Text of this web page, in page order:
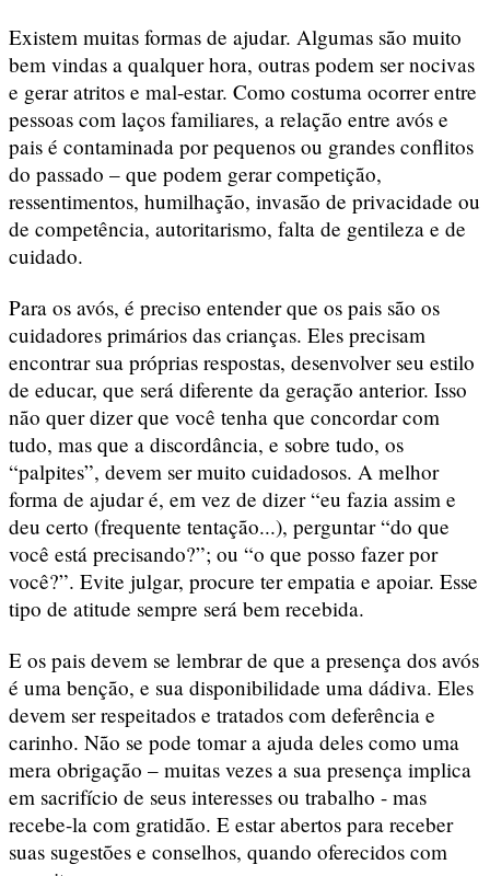
Existem muitas formas de ajudar. Algumas são muito
bem vindas a qualquer hora, outras podem ser nocivas
e gerar atritos e mal-estar. Como costuma ocorrer entre
pessoas com laços familiares, a relação entre avós e
pais é contaminada por pequenos ou grandes conflitos
do passado – que podem gerar competição,
ressentimentos, humilhação, invasão de privacidade ou
de competência, autoritarismo, falta de gentileza e de
cuidado.
Para os avós, é preciso entender que os pais são os
cuidadores primários das crianças. Eles precisam
encontrar sua próprias respostas, desenvolver seu estilo
de educar, que será diferente da geração anterior. Isso
não quer dizer que você tenha que concordar com
tudo, mas que a discordância, e sobre tudo, os
“palpites”, devem ser muito cuidadosos. A melhor
forma de ajudar é, em vez de dizer “eu fazia assim e
deu certo (frequente tentação...), perguntar “do que
você está precisando?”; ou “o que posso fazer por
você?”. Evite julgar, procure ter empatia e apoiar. Esse
tipo de atitude sempre será bem recebida.
E os pais devem se lembrar de que a presença dos avós
é uma benção, e sua disponibilidade uma dádiva. Eles
devem ser respeitados e tratados com deferência e
carinho. Não se pode tomar a ajuda deles como uma
mera obrigação – muitas vezes a sua presença implica
em sacrifício de seus interesses ou trabalho - mas
recebe-la com gratidão. E estar abertos para receber
suas sugestões e conselhos, quando oferecidos com